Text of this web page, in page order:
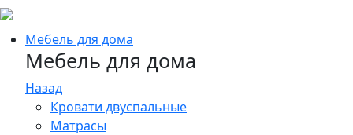
Мебель для дома
Мебель для дома
Назад
Кровати двуспальные
Матрасы